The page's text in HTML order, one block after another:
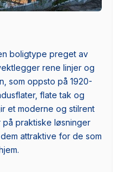
boligtype preget av
rene linjer og
som oppsto på 1920-
flate tak og
et moderne og stilrent
praktiske løsninger
attraktive for de som